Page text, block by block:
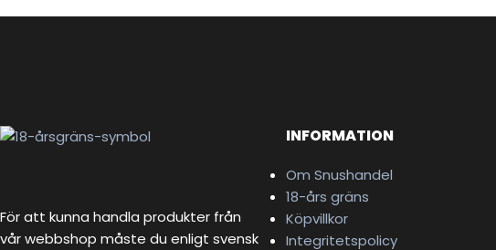
För att kunna handla produkter från
vår webbshop måste du enligt svensk
INFORMATION
Om Snushandel
18-års gräns
Köpvillkor
Integritetspolicy